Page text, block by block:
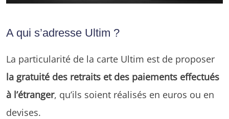
A qui s’adresse Ultim ?
La particularité de la carte Ultim est de proposer
la gratuité des retraits et des paiements effectués
à l’étranger, qu’ils soient réalisés en euros ou en
devises.